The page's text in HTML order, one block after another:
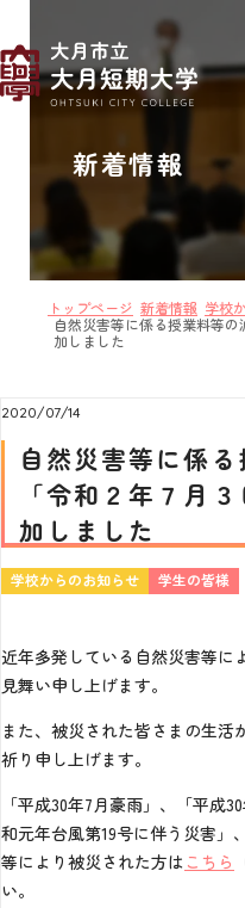
新着情報
トップページ 新着情報 学校
自然災害等に係る授業料等
加しました
2020/07/14
自然災害等に係
「令和２年７月
加しました
学校からのお知らせ 学生の皆様
近年多発している自然災害等に
見舞い申し上げます。
また、被災された皆さまの生活
祈り申し上げます。
「平成30年7月豪雨」、「平成
和元年台風第19号に伴う災害」
等により被災された方は こちら
い。